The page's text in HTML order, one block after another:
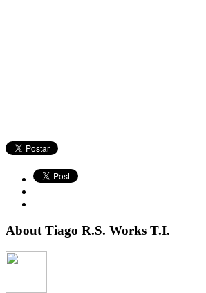
About Tiago R.S. Works T.I.